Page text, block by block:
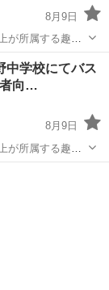
8月9日
昨今の日本人選手のNBAでの...
学校にてバス
者向…
8月9日